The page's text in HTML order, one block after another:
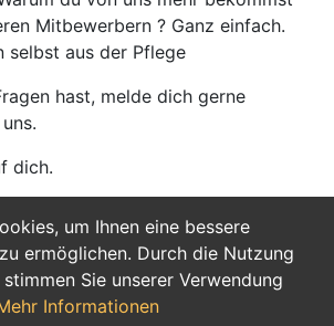
um Ihnen eine bessere
ermöglichen. Durch die Nutzung
Sie unserer Verwendung
Informationen
Mitbewerbern ? Ganz einfach.
selbst aus der Pflege
hast, melde dich gerne
dich.
Jetzt Bewerben